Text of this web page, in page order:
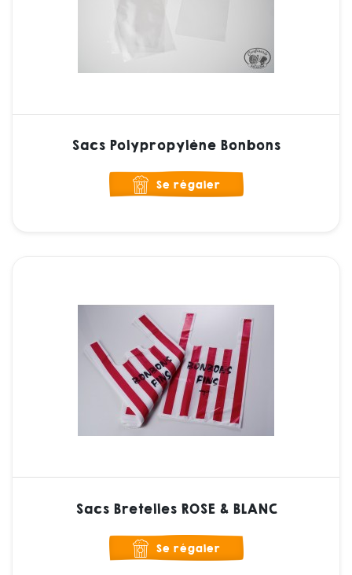
Sacs Polypropylène Bonbons
Se régaler
Sacs Bretelles ROSE & BLANC
Se régaler